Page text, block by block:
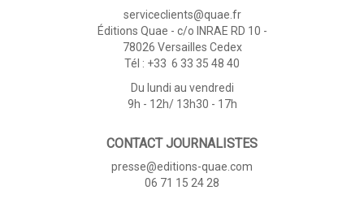
serviceclients@quae.fr
Éditions Quae - c/o INRAE RD 10 -
78026 Versailles Cedex
Tél : +33 6 33 35 48 40
Du lundi au vendredi
9h - 12h/ 13h30 - 17h
CONTACT JOURNALISTES
presse@editions-quae.com
06 71 15 24 28